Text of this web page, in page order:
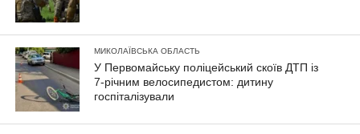
МИКОЛАЇВСЬКА ОБЛАСТЬ
У Первомайську поліцейський скоїв ДТП із
7-річним велосипедистом: дитину
госпіталізували